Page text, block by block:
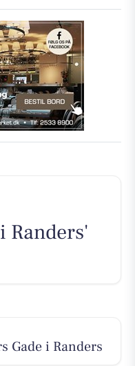
Randers'
Gade i Randers